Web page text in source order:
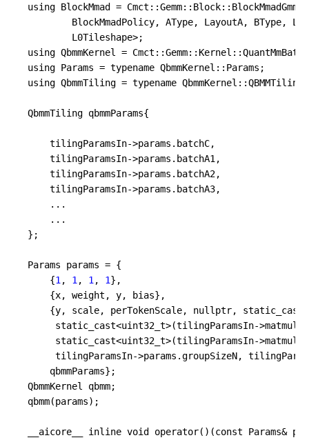
using BlockMmad = Cmct::Gemm::Block::BlockMmadGmm<
BlockMmadPolicy, AType, LayoutA, BType,
        L0Tileshape>;
using QbmmKernel =
using Params = typename QbmmKernel::Params;
using QbmmTiling = typename QbmmKernel::QBMMTiling;
QbmmTiling qbmmParams{
tilingParamsIn->params.batchC,
tilingParamsIn->params.batchA1,
tilingParamsIn->params.batchA2,
tilingParamsIn->params.batchA3,
    ...
    ...
};
Params params = {
    {
1 , 1 , 1 , 1},
    {x, weight, y, bias},
    {
y, scale, perTokenScale, nullptr,
static_cast<uint32_t>(tilingParamsIn->
static_cast<uint32_t>(tilingParamsIn->
tilingParamsIn->params .groupSizeN,
    qbmmParams};
QbmmKernel qbmm;
qbmm(params);
__aicore__ inline void operator()(const Params&